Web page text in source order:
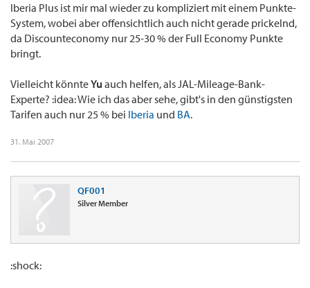
Iberia Plus ist mir mal wieder zu kompliziert mit einem Punkte-
System, wobei aber offensichtlich auch nicht gerade prickelnd,
da Discounteconomy nur 25-30 % der Full Economy Punkte
bringt.
Vielleicht könnteYu auch helfen, als JAL-Mileage-Bank-
Experte? :idea: Wie ich das aber sehe, gibt's in den günstigsten
Tarifen auch nur 25 % bei Iberia und BA.
31. Mai 2007
QF001
Silver Member
:shock: